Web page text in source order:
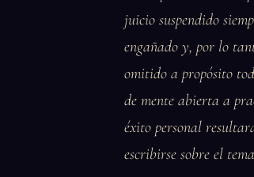
juicio suspendido
engañado y, por lo
omitido a propósito
de mente abierta a
éxito personal
escribirse sobre el